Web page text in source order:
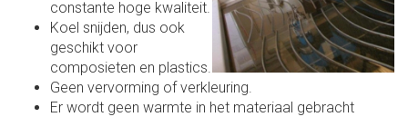
constante hoge kwaliteit.
Koel snijden, dus ook
geschikt voor
composieten en plastics.
Geen vervorming of verkleuring.
Er wordt geen warmte in het materiaal gebracht